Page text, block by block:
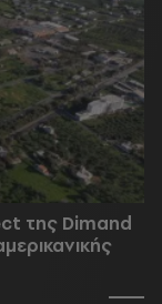
της Dimand